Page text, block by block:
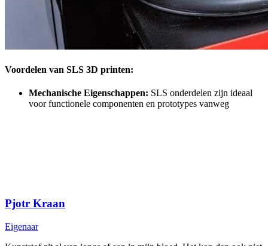
Voordelen van SLS 3D printen:
Mechanische Eigenschappen: SLS onderdelen zijn ideaal
voor functionele componenten en prototypes vanweg
Pjotr Kraan
Eigenaar